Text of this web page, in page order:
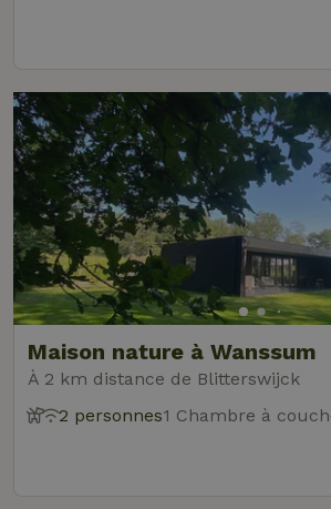
Maison nature à Wanssum
À 2 km distance de Blitterswijck
2 personnes1 Chambre à